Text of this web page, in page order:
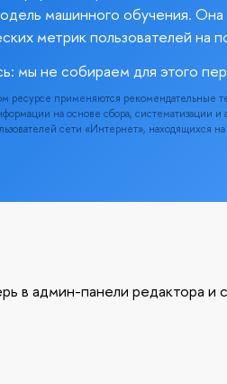
машинного обучения.
метрик пользователей на
мы не собираем для этого
ресурсе применяются рекомендательные
на основе сбора, систематизации и
сети «Интернет», находящихся
в админ-панели редактора и